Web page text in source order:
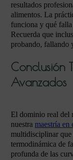
resultados
alimentos. La
funciona y qué falla
Recuerda que
probando, fallando
Conclusión
Avanzados
El dominio real del
nuestra maestría en
multidisciplinar
termodinámica de
profunda de las